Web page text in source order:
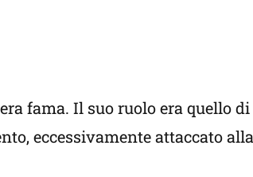
fama. Il suo ruolo era quello di
eccessivamente attaccato